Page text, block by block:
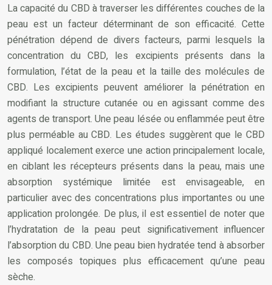
La capacité du CBD à traverser les différentes couches de la
peau est un facteur déterminant de son efficacité. Cette
pénétration dépend de divers facteurs, parmi lesquels la
concentration du CBD, les excipients présents dans la
formulation, l’état de la peau et la taille des molécules de
CBD. Les excipients peuvent améliorer la pénétration en
modifiant la structure cutanée ou en agissant comme des
agents de transport. Une peau lésée ou enflammée peut être
plus perméable au CBD. Les études suggèrent que le CBD
appliqué localement exerce une action principalement locale,
en ciblant les récepteurs présents dans la peau, mais une
absorption systémique limitée est envisageable, en
particulier avec des concentrations plus importantes ou une
application prolongée. De plus, il est essentiel de noter que
l’hydratation de la peau peut significativement influencer
l’absorption du CBD. Une peau bien hydratée tend à absorber
les composés topiques plus efficacement qu’une peau
sèche.